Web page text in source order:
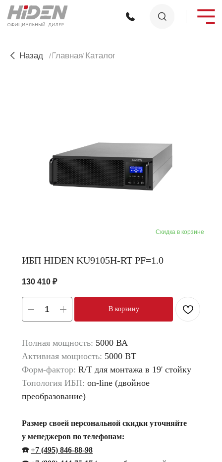
ИБП HIDEN KU9105H-RT PF=1.0
130 410 ₽
В корзину
Полная мощность: 5000 ВА
Активная мощность: 5000 ВТ
Форм-фактор: R/T для монтажа в 19' стойку
Топология ИБП: on-line (двойное
преобразование)
Размер своей персональной скидки уточняйте
у менеджеров по телефонам:
☎️ +7 (495) 846-88-98